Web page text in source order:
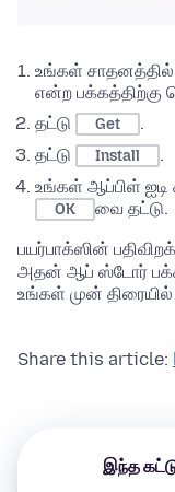
உங்கள் சாதனத்தில்
என்ற பக்கத்திற்கு
தட்டு
Get
.
தட்டு
Install
.
உங்கள் ஆப்பிள் ஐடி
OK
வை தட்டு.
பயர்பாக்ஸின்
அதன் ஆப் ஸ்டோர்
உங்கள் முன் திரையில்
Share this article:
இந்த